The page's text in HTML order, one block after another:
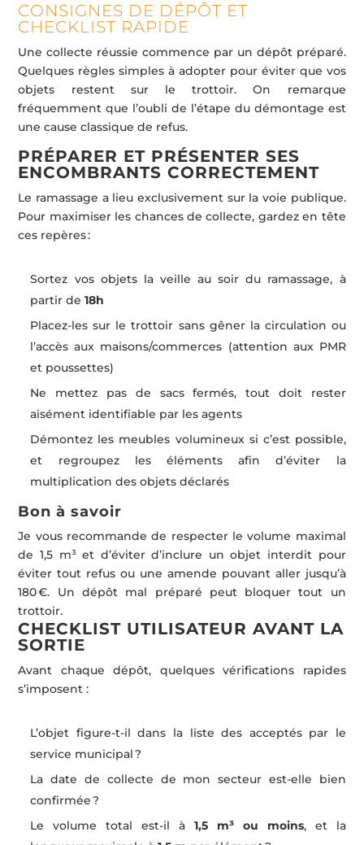
CONSIGNES DE DÉPÔT ET
CHECKLIST RAPIDE
Une collecte réussie commence par un dépôt préparé.
Quelques règles simples à adopter pour éviter que vos
objets restent sur le trottoir. On remarque
fréquemment que l’oubli de l’étape du démontage est
une cause classique de refus.
PRÉPARER ET PRÉSENTER SES
ENCOMBRANTS CORRECTEMENT
Le ramassage a lieu exclusivement sur la voie publique.
Pour maximiser les chances de collecte, gardez en tête
ces repères :
Sortez vos objets la veille au soir du ramassage, à
partir de18h
Placez-les sur le trottoir sans gêner la circulation ou
l’accès aux maisons/commerces (attention aux PMR
et poussettes)
Ne mettez pas de sacs fermés, tout doit rester
aisément identifiable par les agents
Démontez les meubles volumineux si c’est possible,
et regroupez les éléments afin d’éviter la
multiplication des objets déclarés
Bon à savoir
Je vous recommande de respecter le volume maximal
de 1,5 m³ et d’éviter d’inclure un objet interdit pour
éviter tout refus ou une amende pouvant aller jusqu’à
180 €. Un dépôt mal préparé peut bloquer tout un
trottoir.
CHECKLIST UTILISATEUR AVANT LA
SORTIE
Avant chaque dépôt, quelques vérifications rapides
s’imposent :
L’objet figure-t-il dans la liste des acceptés par le
service municipal ?
La date de collecte de mon secteur est-elle bien
confirmée ?
Le volume total est-il à 1,5 m³ ou moins, et la